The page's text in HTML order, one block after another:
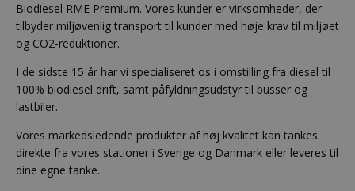
Biodiesel RME Premium. Vores kunder er virksomheder, der
tilbyder miljøvenlig transport til kunder med høje krav til miljøet
og CO2-reduktioner.
I de sidste 15 år har vi specialiseret os i omstilling fra diesel til
100% biodiesel drift, samt påfyldningsudstyr til busser og
lastbiler.
Vores markedsledende produkter af høj kvalitet kan tankes
direkte fra vores stationer i Sverige og Danmark eller leveres til
dine egne tanke.